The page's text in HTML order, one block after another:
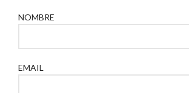
NOMBRE
EMAIL